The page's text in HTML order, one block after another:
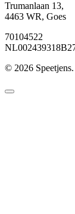
Trumanlaan 13,
4463 WR, Goes
70104522
© 2026 Speetjens.